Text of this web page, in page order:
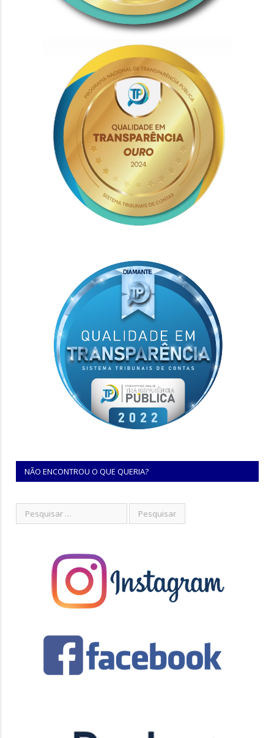
NÃO ENCONTROU O QUE QUERIA?